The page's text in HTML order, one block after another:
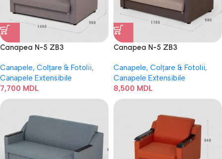
Canapea N-5 ZB3
Canapele, Colțare & Fotolii,
Canapele Extensibile
7,700 MDL
Canapea N-5 ZB3
Canapele, Colțare & Fotolii,
Canapele Extensibile
8,500 MDL